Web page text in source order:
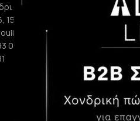
Χαλάνδρι
0072
Η
Blog